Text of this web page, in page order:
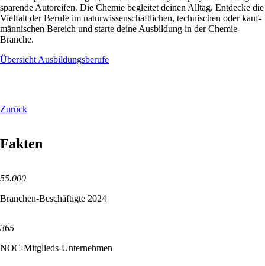
sparende Autoreifen. Die Chemie begleitet deinen Alltag. Entdecke die
Vielfalt der Berufe im naturwissenschaftlichen, technischen oder kauf-
männischen Bereich und starte deine Ausbildung in der Chemie-
Branche.
Übersicht Ausbildungsberufe
Zurück
Fakten
55.000
Branchen-Beschäftigte 2024
365
NOC-Mitglieds-Unternehmen